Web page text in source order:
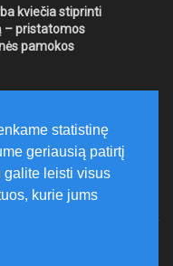
kviečia stiprinti
– pristatomos
pamokos
statistinę
geriausią patirtį
galite leisti visus
kurie jums